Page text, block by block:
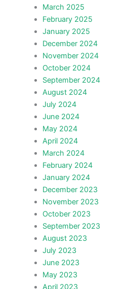
March 2025
February 2025
January 2025
December 2024
November 2024
October 2024
September 2024
August 2024
July 2024
June 2024
May 2024
April 2024
March 2024
February 2024
January 2024
December 2023
November 2023
October 2023
September 2023
August 2023
July 2023
June 2023
May 2023
April 2023